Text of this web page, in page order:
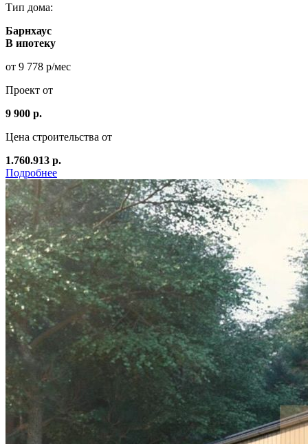
Тип дома:
Барнхаус
В ипотеку
от 9 778 р/мес
Проект от
9 900 р.
Цена строительства от
1.760.913 р.
Подробнее